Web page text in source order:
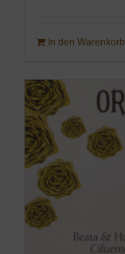
In den Warenkorb